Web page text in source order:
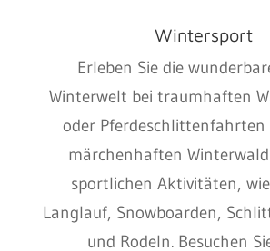
Wintersport
Erleben Sie die
Winterwelt bei traumhaften
oder Pferdeschlittenfahrten
märchenhaften
sportlichen Aktivitäten,
Langlauf, Snowboarden,
und Rodeln. Besuchen